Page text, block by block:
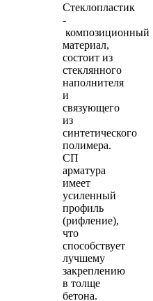
Стеклопластик
-
композиционный
материал,
состоит из
стеклянного
наполнителя
и
связующего
из
синтетического
полимера.
СП
арматура
имеет
усиленный
профиль
(рифление),
что
способствует
лучшему
закреплению
в толще
бетона.